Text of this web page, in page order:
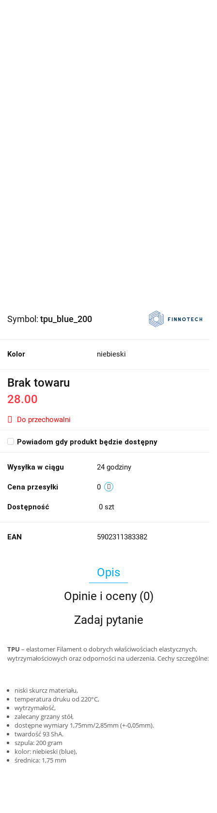
Symbol: tpu_blue_200
Kolor niebieski
Brak towaru
28.00
Do przechowalni
Powiadom gdy produkt będzie dostępny
Wysyłka w ciągu 24 godziny
Cena przesyłki 0
Dostępność 0 szt
EAN 5902311383382
Opis
Opinie i oceny (0)
Zadaj pytanie
TPU – elastomer Filament o dobrych właściwościach elastycznych,
wytrzymałościowych oraz odporności na uderzenia. Cechy szczególne:
niski skurcz materiału,
temperatura druku od 220°C,
wytrzymałość,
zalecany grzany stół,
dostępne wymiary 1,75mm/2,85mm (+-0,05mm).
twardość 93 ShA.
szpula: 200 gram
kolor: niebieski (blue),
średnica: 1,75 mm